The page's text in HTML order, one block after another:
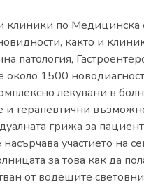
клиники по Медицинска
както и
патология,
около 1500
лекувани в
и терапевтични
грижа за
участието на
за това как да
от водещите